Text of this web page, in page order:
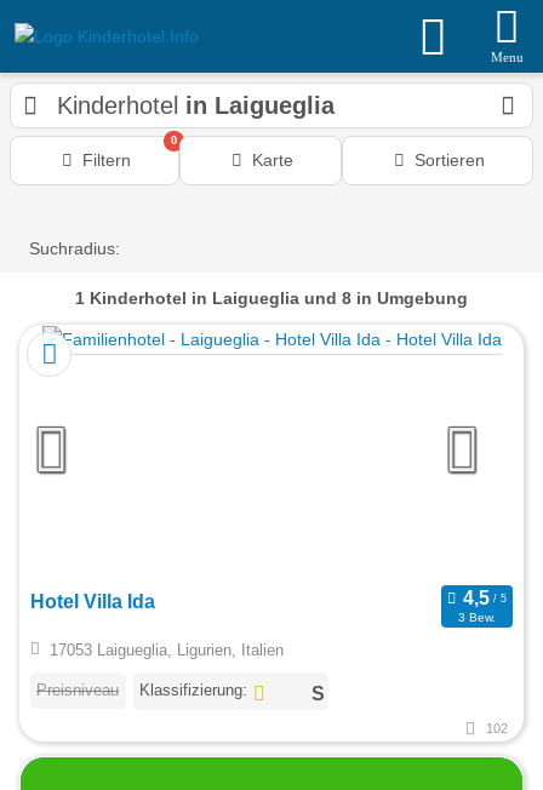
Menu
Kinderhotel in Laigueglia
Filtern
0
Karte Sortieren
Suchradius:
1 Kinderhotel in Laigueglia und 8 in Umgebung
Hotel Villa Ida
3 Bew.
17053 Laigueglia, Ligurien, Italien
Preisniveau Klassifizierung:
102